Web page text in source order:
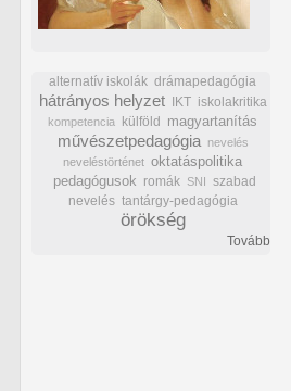
alternatív iskolák drámapedagógia
hátrányos helyzet IKT iskolakritika
kompetencia külföld magyartanítás
művészetpedagógia
nevelés
neveléstörténet oktatáspolitika
pedagógusok romák SNI szabad
nevelés tantárgy-pedagógia
örökség
Tovább